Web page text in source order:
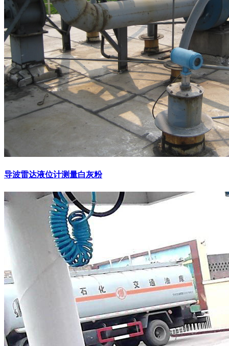
导波雷达液位计测量白灰粉